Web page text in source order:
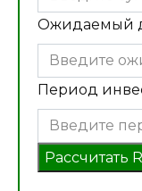
Ожидаемый
Период
Рассчитать